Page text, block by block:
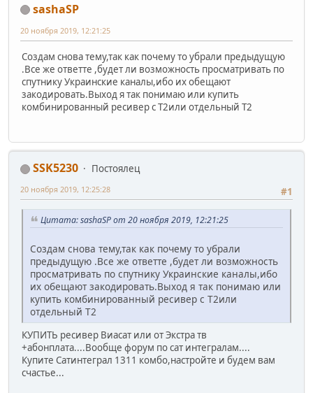
sashaSP
20 ноября 2019, 12:21:25
Создам снова тему,так как почему то убрали предыдущую
.Все же ответте ,будет ли возможность просматривать по
спутнику Украинские каналы,ибо их обещают
закодировать.Выход я так понимаю или купить
комбинированный ресивер с Т2или отдельный Т2
SSK5230
Постоялец
#1
20 ноября 2019, 12:25:28
Цитата: sashaSP от 20 ноября 2019, 12:21:25
Создам снова тему,так как почему то убрали
предыдущую .Все же ответте ,будет ли возможность
просматривать по спутнику Украинские каналы,ибо
их обещают закодировать.Выход я так понимаю или
купить комбинированный ресивер с Т2или
отдельный Т2
КУПИТЬ ресивер Виасат или от Экстра тв
+абонплата....Вообще форум по сат интегралам....
Купите Сатинтеграл 1311 комбо,настройте и будем вам
счастье...